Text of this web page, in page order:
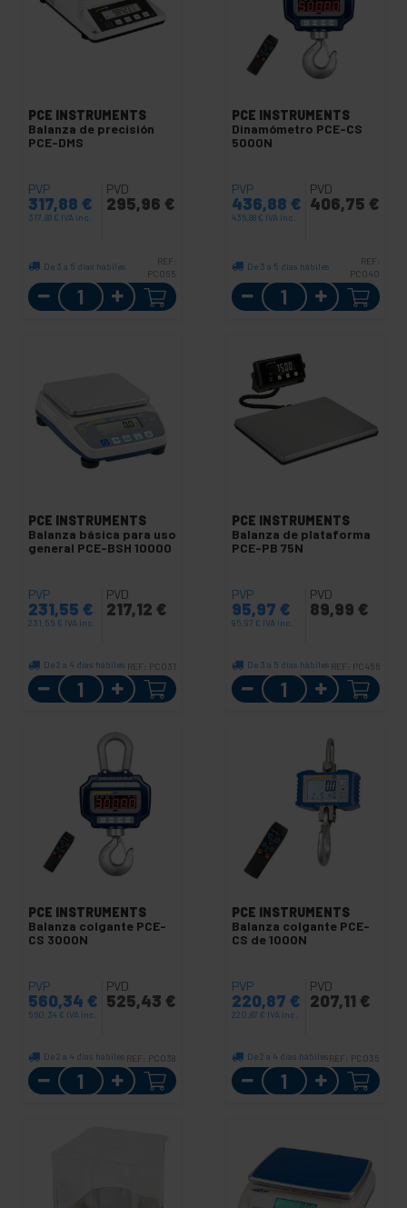
PCE INSTRUMENTS
Balanza de precisión
PCE-DMS
PVP
317,88 €
317,88 € IVA inc.
PVD
295,96 €
De 3 a 5 días hábiles
REF:
PC055
Cantidad
PCE INSTRUMENTS
Dinamómetro PCE-CS
5000N
PVP
436,88 €
436,88 € IVA inc.
PVD
406,75 €
De 3 a 5 días hábiles
REF:
PC040
Cantidad
PCE INSTRUMENTS
Balanza básica para uso
general PCE-BSH 10000
PVP
231,55 €
231,55 € IVA inc.
PVD
217,12 €
De 2 a 4 días hábiles REF: PC031
Cantidad
PCE INSTRUMENTS
Balanza de plataforma
PCE-PB 75N
PVP
95,97 €
95,97 € IVA inc.
PVD
89,99 €
De 3 a 5 días hábiles REF: PC456
Cantidad
PCE INSTRUMENTS
Balanza colgante PCE-
CS 3000N
PVP
560,34 €
560,34 € IVA inc.
PVD
525,43 €
De 2 a 4 días hábiles REF: PC038
Cantidad
PCE INSTRUMENTS
Balanza colgante PCE-
CS de 1000N
PVP
220,87 €
220,87 € IVA inc.
PVD
207,11 €
De 2 a 4 días hábilesREF: PC035
Cantidad